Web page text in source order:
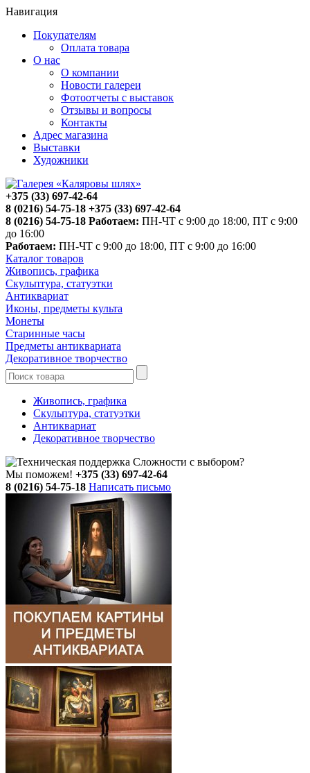
Навигация
Покупателям
Оплата товара
О нас
О компании
Новости галереи
Фотоотчеты с выставок
Отзывы и вопросы
Контакты
Адрес магазина
Выставки
Художники
+375 (33) 697-42-64
8 (0216) 54-75-18 +375 (33) 697-42-64
8 (0216) 54-75-18 Работаем: ПН-ЧТ с 9:00 до 18:00, ПТ с 9:00
до 16:00
Работаем: ПН-ЧТ с 9:00 до 18:00, ПТ с 9:00 до 16:00
Каталог товаров
Живопись, графика
Скульптура, статуэтки
Антиквариат
Иконы, предметы культа
Монеты
Старинные часы
Предметы антиквариата
Декоративное творчество
Живопись, графика
Скульптура, статуэтки
Антиквариат
Декоративное творчество
Сложности с выбором?
Мы поможем! +375 (33) 697-42-64
8 (0216) 54-75-18 Написать письмо